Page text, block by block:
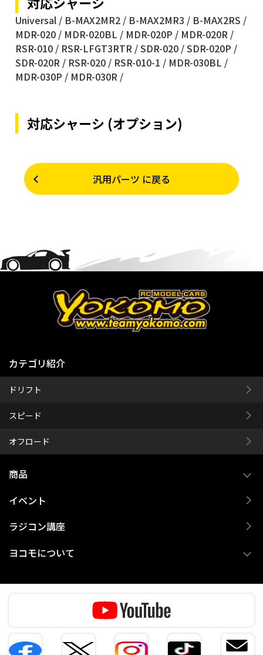
Universal / B-MAX2MR2 / B-MAX2MR3 / B-MAX2RS /
MDR-020 / MDR-020BL / MDR-020P / MDR-020R /
RSR-010 / RSR-LFGT3RTR /SDR-020 /SDR-020P /
SDR-020R / RSR-020 / RSR-010-1 / MDR-030BL /
MDR-030P / MDR-030R /
対応シャーシ (オプション)
汎用パーツ に戻る
カテゴリ紹介
ドリフト
スピード
オフロード
商品
イベント
ラジコン講座
ヨコモについて